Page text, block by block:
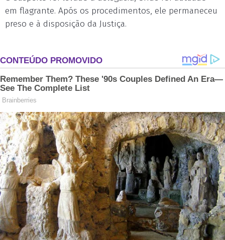
em flagrante. Após os procedimentos, ele permaneceu
preso e à disposição da Justiça.